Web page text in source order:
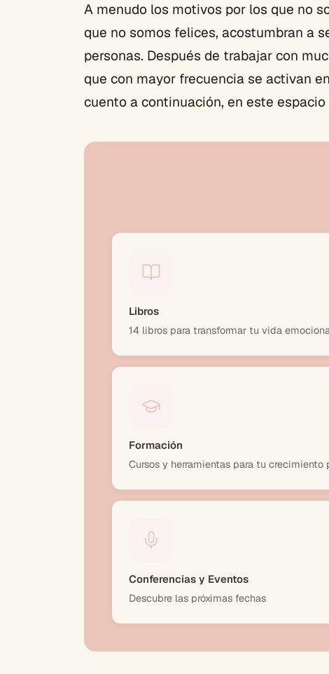
A menudo los motivos por los que no
que no somos felices, acostumbran a
personas. Después de trabajar con
que con mayor frecuencia se activan
cuento a continuación, en este espacio
Libros
14 libros para transformar tu vida
Formación
Cursos y herramientas para tu crecimiento
Conferencias y Eventos
Descubre las próximas fechas